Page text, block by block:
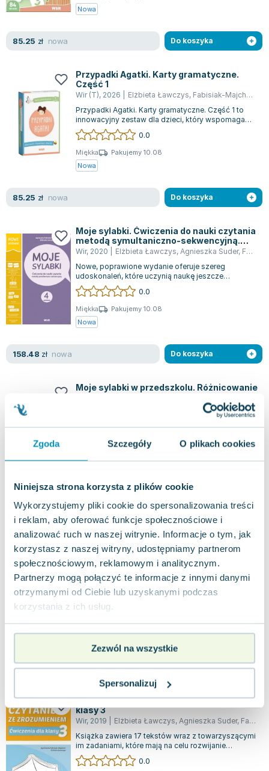
Zgoda Szczegóły O plikach cookies
Niniejsza strona korzysta z plików cookie
Wykorzystujemy pliki cookie do spersonalizowania treści
i reklam, aby oferować funkcje społecznościowe i
analizować ruch w naszej witrynie. Informacje o tym, jak
korzystasz z naszej witryny, udostępniamy partnerom
społecznościowym, reklamowym i analitycznym.
Partnerzy mogą połączyć te informacje z innymi danymi
otrzymanymi od Ciebie lub uzyskanymi podczas
korzystania z ich usług.
Zezwól na wszystkie
Spersonalizuj
Nowa
85.25 zł nowa Do koszyka
Przypadki Agatki. Karty gramatyczne.
Część 1
Wir (T), 2026 Elżbieta Ławczys, Fabisiak-Majcher Agnieszka
Przypadki Agatki. Karty gramatyczne. Część 1 to
innowacyjny zestaw dla dzieci, który wspomaga
naukę odmiany rzeczowników przez prz...
0.0
Miękka
Pakujemy 10.08
Nowa
85.25 zł nowa Do koszyka
Moje sylabki. Ćwiczenia do nauki czytania
metodą symultaniczno-sekwencyjną.
Zestaw 4
Wir, 2020 Elżbieta Ławczys, Agnieszka Suder, Fabisiak-Majcher Agnieszka
Nowe, poprawione wydanie oferuje szereg
udoskonaleń, które uczynią naukę jeszcze
przyjemniejszą. Wśród nich znajduje się większa
c...
0.0
Miękka
Pakujemy 10.08
Nowa
158.48 zł nowa Do koszyka
Moje sylabki w przedszkolu. Różnicowanie
Agnieszka Suder, Fabisiak-Majcher Agnieszka
opanować czytanie w prosty i efektywn...
0.0
65.85zł nowa
zł taniej o 4.15
Do koszyka
Moje sylabki. Czytam i zadaję pytania.
Nauka formułowania pytań do tekstu.
Część 3
Wir,2016| Elżbieta Ławczys,Agnieszka Suder
Czytam i zadaję pytania to doskonałe narzędzie
wspierające rozwój umiejętności czytania i
rozumienia tekstu. Ten zeszyt ćwiczeń of...
Miękka
Pakujemy 10.08
Nowa
56.45zł nowa Do koszyka
Czytanie ze zrozumieniem. Ćwiczenia dla
klasy 3
Wir, 2019 Elżbieta Ławczys, Agnieszka Suder, Fabisiak-Majcher Agnieszka
Książka zawiera 17 tekstów wraz z towarzyszącymi
im zadaniami, które mają na celu rozwijanie
umiejętności czytania ze zrozumieniem...
0.0